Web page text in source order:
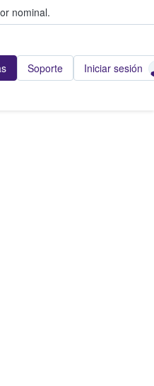
nominal.
Soporte Iniciar sesión